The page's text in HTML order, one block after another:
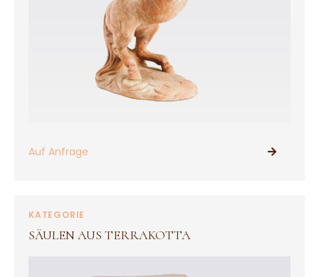
Auf Anfrage
PRODUKTE ANSEHEN
KATEGORIE
SÄULEN AUS TERRAKOTTA